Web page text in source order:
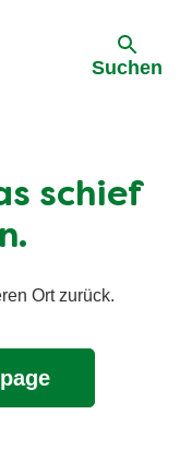
Suchen
schief
Ort zurück.